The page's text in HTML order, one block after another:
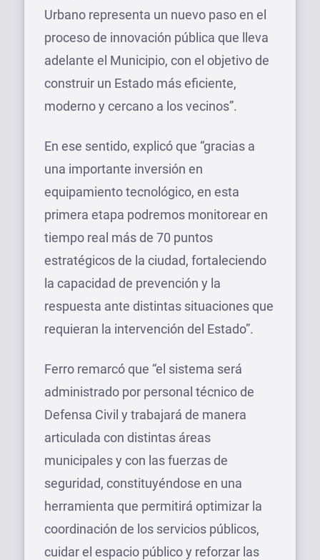
Urbano representa un nuevo paso en el
proceso de innovación pública que lleva
adelante el Municipio, con el objetivo de
construir un Estado más eficiente,
moderno y cercano a los vecinos”.
En ese sentido, explicó que “gracias a
una importante inversión en
equipamiento tecnológico, en esta
primera etapa podremos monitorear en
tiempo real más de 70 puntos
estratégicos de la ciudad, fortaleciendo
la capacidad de prevención y la
respuesta ante distintas situaciones que
requieran la intervención del Estado”.
Ferro remarcó que “el sistema será
administrado por personal técnico de
Defensa Civil y trabajará de manera
articulada con distintas áreas
municipales y con las fuerzas de
seguridad, constituyéndose en una
herramienta que permitirá optimizar la
coordinación de los servicios públicos,
cuidar el espacio público y reforzar las